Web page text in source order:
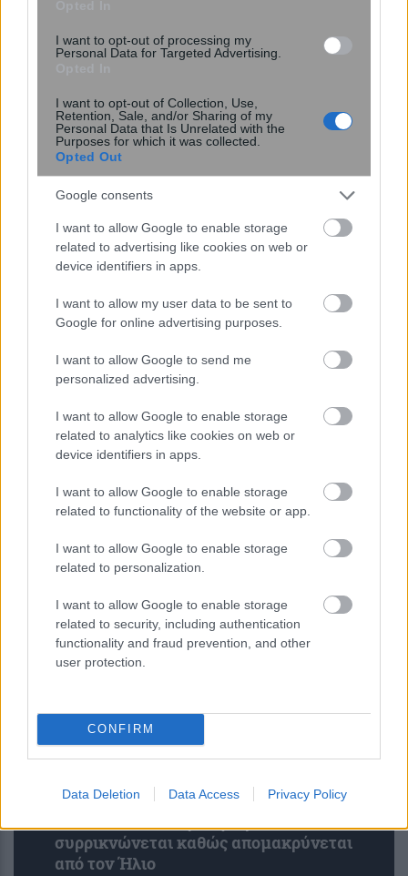
I want to opt-out of processing my
Personal Data for Targeted Advertising.
I want to opt-out of Collection, Use,
Retention, Sale, and/or Sharing of my
Personal Data that Is Unrelated with the
Purposes for which it was collected.
Opted Out
Google consents
I want to allow Google to enable storage
related to advertising like cookies on web or
device identifiers in apps.
I want to allow my user data to be sent to
Google for online advertising purposes.
I want to allow Google to send me
personalized advertising.
I want to allow Google to enable storage
related to analytics like cookies on web or
device identifiers in apps.
I want to allow Google to enable storage
related to functionality of the website or app.
I want to allow Google to enable storage
related to personalization.
I want to allow Google to enable storage
related to security, including authentication
functionality and fraud prevention, and other
user protection.
CONFIRM
Data Deletion Data Access Privacy Policy
Χωρίς αξονικό τομογράφο το
«Αττικόν» – Εκτός λειτουργίας και τα
δύο μηχανήματα
ΙΣΑ: Αναστολή της υποχρεωτικής
καταχώρισης διαγνωστικών
εξετάσεων στο Ψηφιακό Αποθετήριο
συρρικνώνεται καθώς απομακρύνεται
από τον Ήλιο